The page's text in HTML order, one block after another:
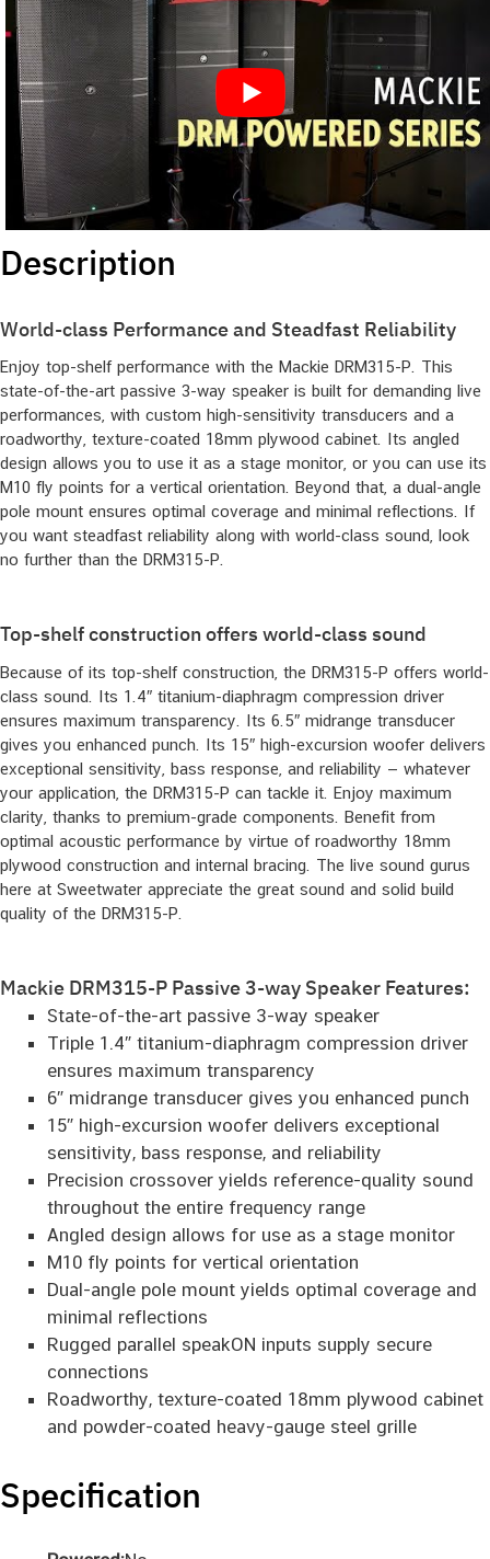
Description
World-class Performance and Steadfast Reliability
Enjoy top-shelf performance with the Mackie DRM315-P. This
state-of-the-art passive 3-way speaker is built for demanding live
performances, with custom high-sensitivity transducers and a
roadworthy, texture-coated 18mm plywood cabinet. Its angled
design allows you to use it as a stage monitor, or you can use its
M10 fly points for a vertical orientation. Beyond that, a dual-angle
pole mount ensures optimal coverage and minimal reflections. If
you want steadfast reliability along with world-class sound, look
no further than the DRM315-P.
Top-shelf construction offers world-class sound
Because of its top-shelf construction, the DRM315-P offers world-
class sound. Its 1.4″ titanium-diaphragm compression driver
ensures maximum transparency. Its 6.5″ midrange transducer
gives you enhanced punch. Its 15″ high-excursion woofer delivers
exceptional sensitivity, bass response, and reliability — whatever
your application, the DRM315-P can tackle it. Enjoy maximum
clarity, thanks to premium-grade components. Benefit from
optimal acoustic performance by virtue of roadworthy 18mm
plywood construction and internal bracing. The live sound gurus
here at Sweetwater appreciate the great sound and solid build
quality of the DRM315-P.
Mackie DRM315-P Passive 3-way Speaker Features:
State-of-the-art passive 3-way speaker
Triple 1.4″ titanium-diaphragm compression driver
ensures maximum transparency
6″ midrange transducer gives you enhanced punch
15″ high-excursion woofer delivers exceptional
sensitivity, bass response, and reliability
Precision crossover yields reference-quality sound
throughout the entire frequency range
Angled design allows for use as a stage monitor
M10 fly points for vertical orientation
Dual-angle pole mount yields optimal coverage and
minimal reflections
Rugged parallel speakON inputs supply secure
connections
Roadworthy, texture-coated 18mm plywood cabinet
and powder-coated heavy-gauge steel grille
Specification